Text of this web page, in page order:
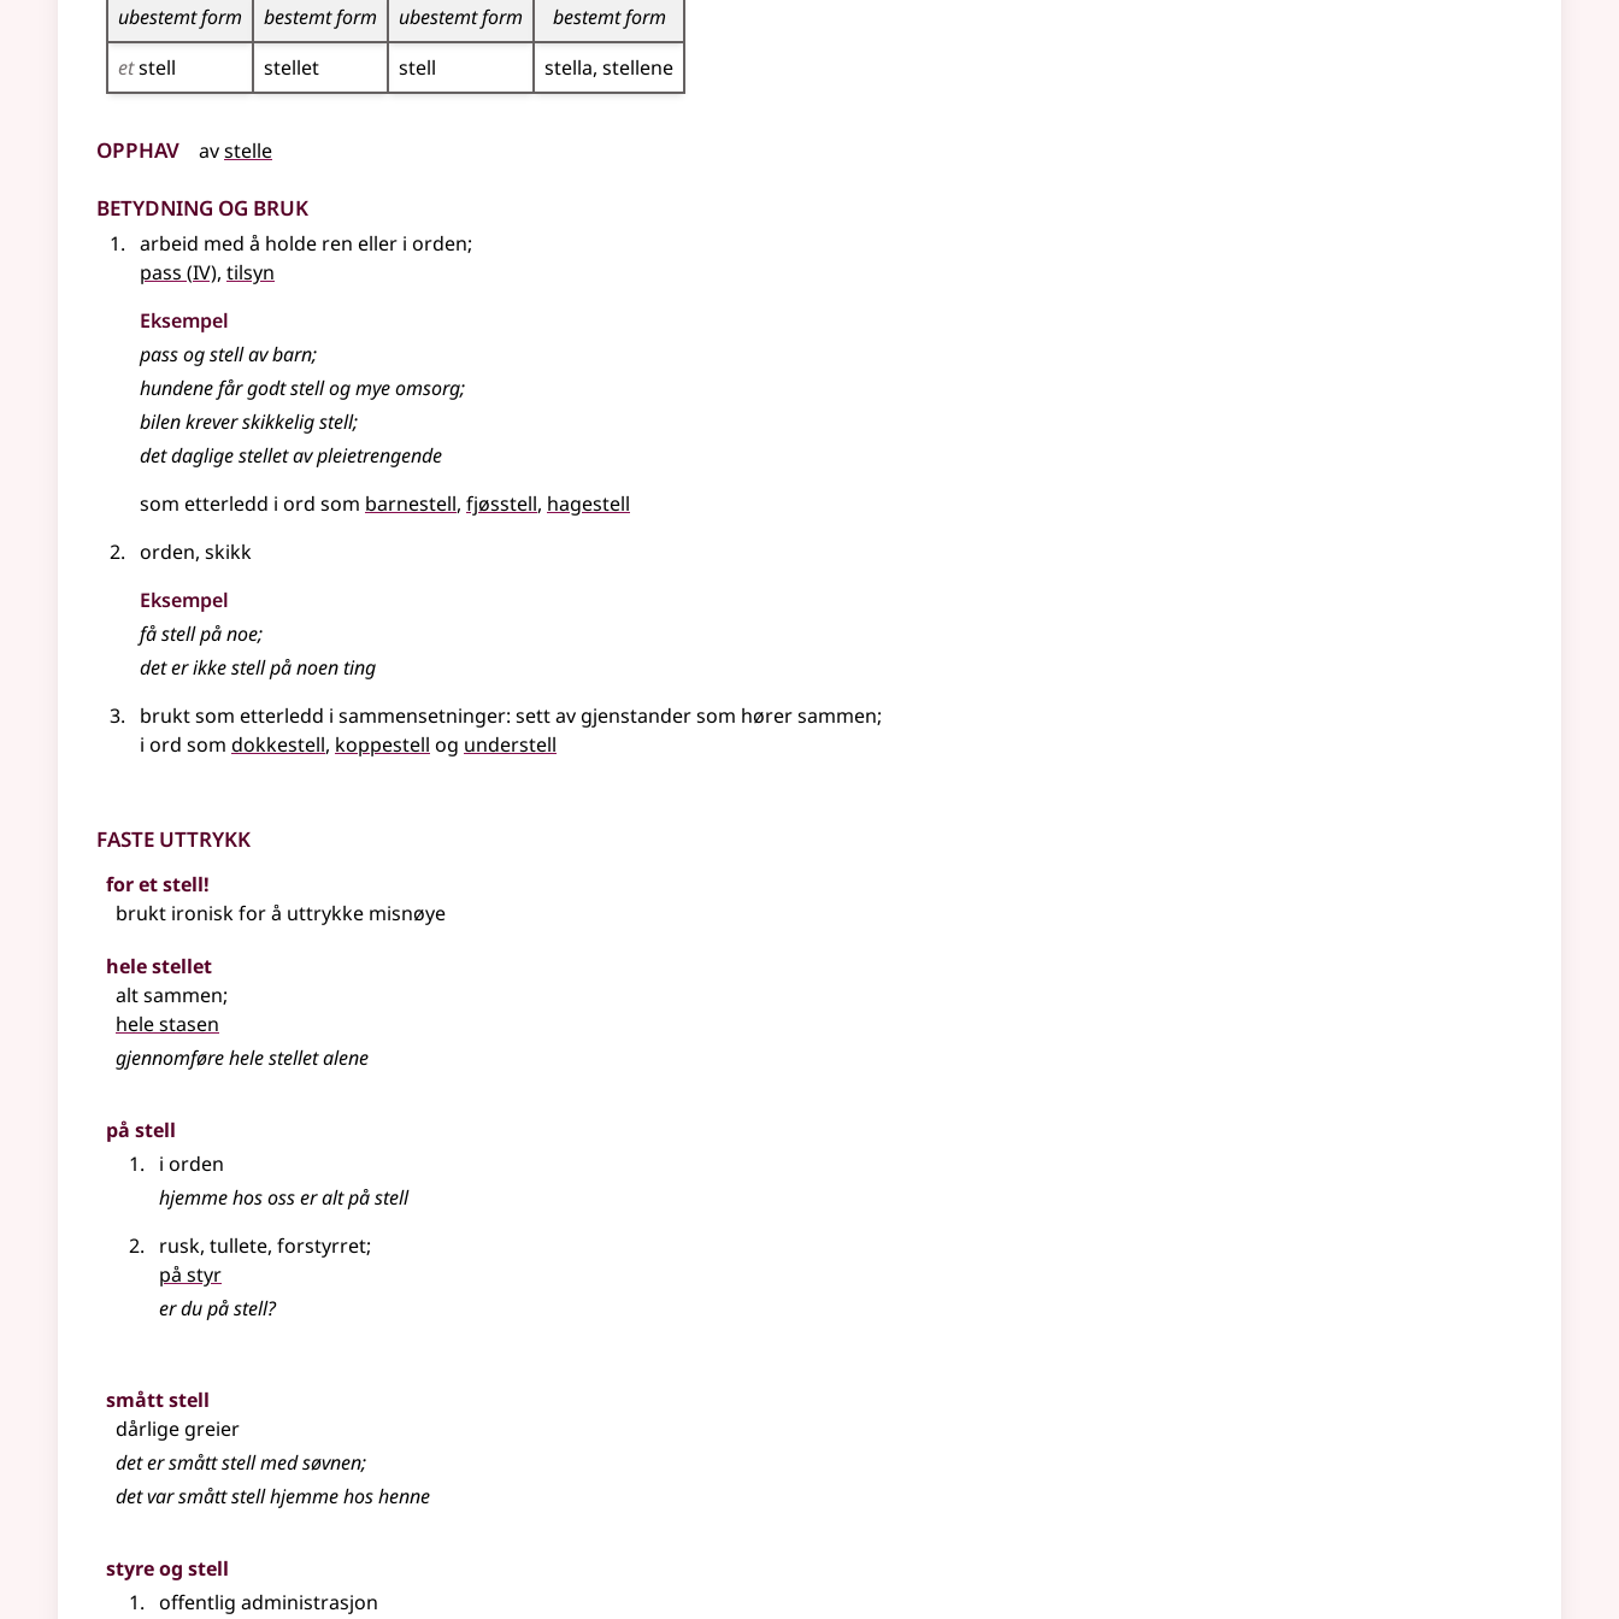
ubestemt form
bestemt form ubestemt form
bestemt form
etstell stellet stell stella stellene
Opphav avstelle
Betydning og bruk
arbeid med å holde ren eller i orden;
pass (4
IV), tilsyn
Eksempel
pass og stell av barn;
hundene får godt stell og mye omsorg;
bilen krever skikkeligstell;
det daglige stellet av pleietrengende
som etterledd i ord som barnestell fjøsstell hagestell
orden, skikk
Eksempel
fåstellpå noe;
det er ikkestellpå noen ting
brukt som etterledd i sammensetninger: sett av gjenstander som hører sammen;
i ord som dokkestell, koppestell og understell
Faste uttrykk
for et stell!
brukt ironisk for å uttrykke misnøye
hele stellet
alt sammen;
hele stasen
gjennomføre hele stellet alene
på stell
i orden
hjemme hos oss er alt på stell
rusk, tullete, forstyrret;
på styr
er du på stell?
smått stell
dårlige greier
det er smått stell med søvnen;
det var smått stell hjemme hos henne
styre og stell
offentlig administrasjon